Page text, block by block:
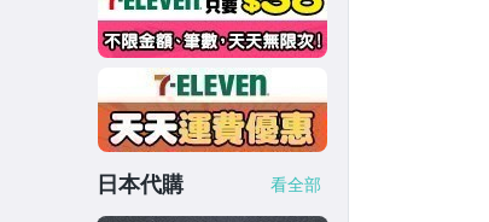
日本代購 看全部